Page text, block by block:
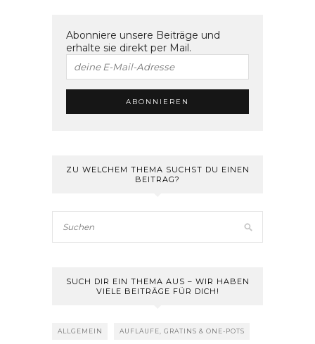
Abonniere unsere Beiträge und
erhalte sie direkt per Mail.
ZU WELCHEM THEMA SUCHST DU EINEN
BEITRAG?
SUCH DIR EIN THEMA AUS – WIR HABEN
VIELE BEITRÄGE FÜR DICH!
ALLGEMEIN AUFLÄUFE, GRATINS & ONE-POTS